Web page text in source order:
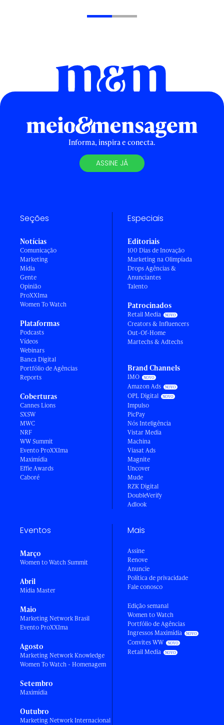
Informa, inspira e conecta.
ASSINE JÁ
Seções
Notícias
Comunicação
Marketing
Mídia
Gente
Opinião
ProXXIma
Women To Watch
Plataformas
Podcasts
Vídeos
Webinars
Banca Digital
Portfólio de Agências
Reports
Coberturas
Cannes Lions
SXSW
MWC
NRF
WW Summit
Evento ProXXIma
Maximídia
Effie Awards
Caboré
Especiais
Editoriais
100 Dias de Inovação
Marketing na Olimpíada
Drops Agências &
Anunciantes
Talento
Patrocinados
Retail Media
Creators & Influencers
Out-Of-Home
Martechs & Adtechs
Brand Channels
IMO
Amazon Ads
OPL Digital
Impulso
PicPay
Nós Inteligência
Vistar Media
Machina
Viasat Ads
Magnite
Uncover
Mude
RZK Digital
DoubleVerify
Adlook
Eventos
Março
Women to Watch Summit
Abril
Mídia Master
Maio
Marketing Network Brasil
Evento ProXXIma
Agosto
Marketing Network Knowledge
Women To Watch - Homenagem
Setembro
Maximídia
Outubro
Marketing Network Internacional
Mais
Assine
Renove
Anuncie
Política de privacidade
Fale conosco
Edição semanal
Women to Watch
Portfólio de Agências
Ingressos Maximídia
Convites WW
Retail Media